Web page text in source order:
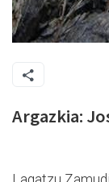
Argazkia: